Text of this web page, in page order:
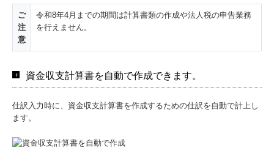
ご
注
意
令和8年4月までの期間は計算書類の作成や法人税の申告業務
を行えません。
資金収支計算書を自動で作成できます。
仕訳入力時に、資金収支計算書を作成するための仕訳を自動で計上し
ます。